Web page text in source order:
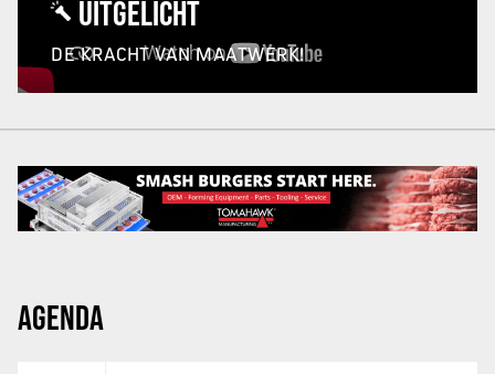
UITGELICHT
DE KRACHT VAN MAATWERK!
AGENDA